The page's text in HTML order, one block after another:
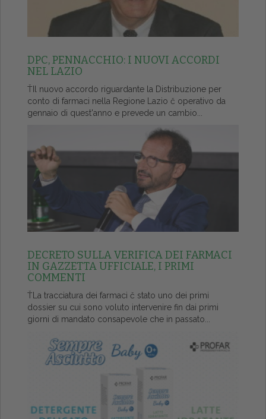
DPC, PENNACCHIO: I NUOVI ACCORDI
NEL LAZIO
ŤIl nuovo accordo riguardante la Distribuzione per
conto di farmaci nella Regione Lazio č operativo da
gennaio di quest'anno e prevede un cambio...
DECRETO SULLA VERIFICA DEI FARMACI
IN GAZZETTA UFFICIALE, I PRIMI
COMMENTI
ŤLa tracciatura dei farmaci č stato uno dei primi
dossier su cui sono voluto intervenire fin dai primi
giorni di mandato consapevole che in passato...